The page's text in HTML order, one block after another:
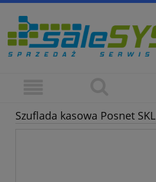
Szuflada kasowa Posnet SKL